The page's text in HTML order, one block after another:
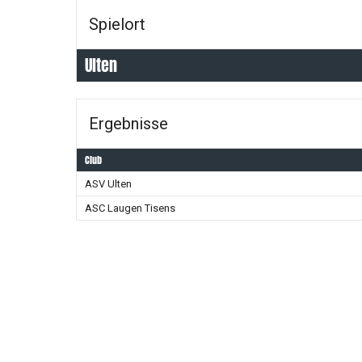
Spielort
Ulten
Ergebnisse
Club
ASV Ulten
ASC Laugen Tisens